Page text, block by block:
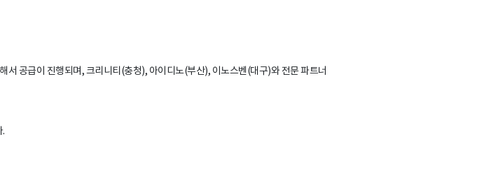
공급이 진행되며, 크리니티(충청), 아이디노(부산), 이노스벤(대구)와 전문 파트너
.